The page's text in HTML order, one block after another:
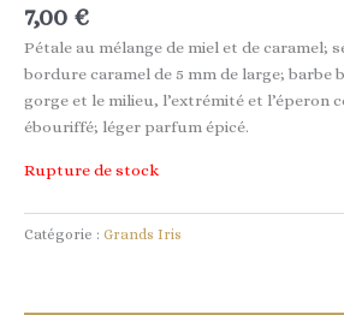
7,00 €
Pétale au mélange de miel et de caramel;
bordure caramel de 5 mm de large; barbe
gorge et le milieu, l’extrémité et l’éperon
ébouriffé; léger parfum épicé.
Rupture de stock
Catégorie : Grands Iris